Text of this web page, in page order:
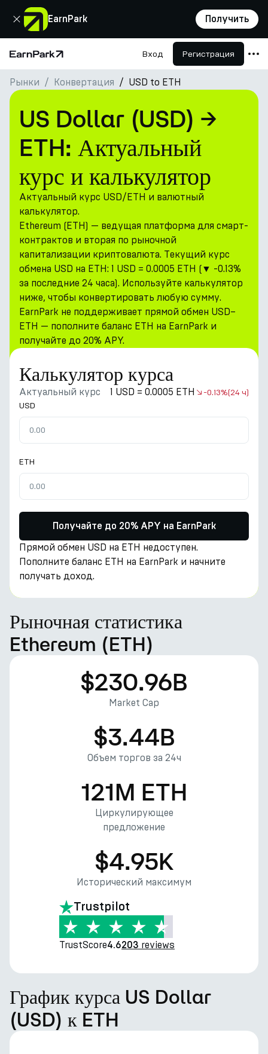
EarnPark Получить
Закрыть
Главная страница Вход Регистрация
Продукты
Рынки
Калькуляторы
Токен PARK
Ресурсы
Компания
Рынки Конвертация USD to ETH
US Dollar (USD) →
ETH: Актуальный
курс и калькулятор
Актуальный курс USD/ETH и валютный
калькулятор.
Ethereum (ETH) — ведущая платформа для смарт-
контрактов и вторая по рыночной
капитализации криптовалюта. Текущий курс
обмена USD на ETH: 1 USD = 0.0005 ETH (▼ -0.13%
за последние 24 часа). Используйте калькулятор
ниже, чтобы конвертировать любую сумму.
EarnPark не поддерживает прямой обмен USD–
ETH — пополните баланс ETH на EarnPark и
получайте до 20% APY.
Калькулятор курса
Актуальный курс 1 USD = 0.0005 ETH -0.13%(24 ч)
USD
ETH
Получайте до 20% APY на EarnPark
Прямой обмен USD на ETH недоступен.
Пополните баланс ETH на EarnPark и начните
получать доход.
Рыночная статистика
Ethereum (ETH)
$230.96B
Market Cap
$3.44B
Объем торгов за 24ч
121M ETH
Циркулирующее
предложение
$4.95K
Исторический максимум
Trustpilot
TrustScore4.6203 reviews
График курса US Dollar
(USD) к ETH